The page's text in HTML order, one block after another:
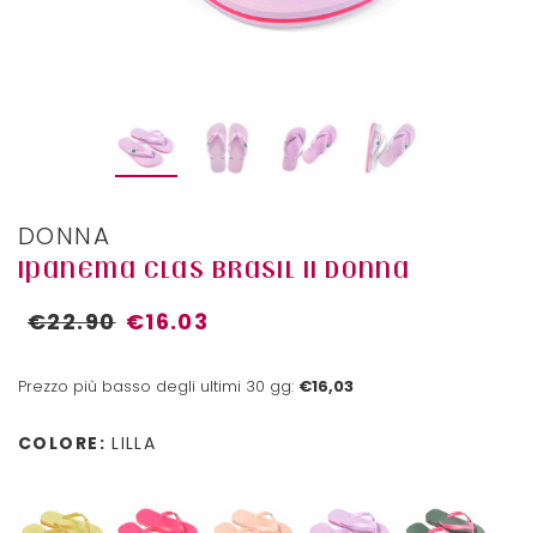
DONNA
IPANEMA CLAS BRASIL II DONNA
€22.90 €16.03
Prezzo più basso degli ultimi 30 gg: €16,03
COLORE: LILLA